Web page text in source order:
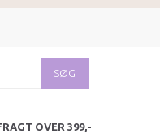
SØG
OVER 399,-